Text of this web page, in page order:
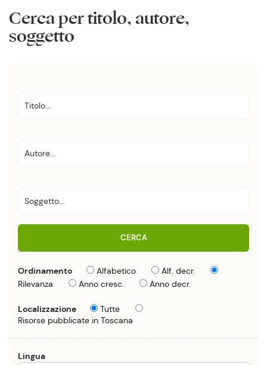
Cerca per titolo, autore,
soggetto
CERCA
Ordinamento Alfabetico
Alf. decr.
Rilevanza
Anno cresc. Anno decr.
Localizzazione
Tutte
Risorse pubblicate in Toscana
Lingua